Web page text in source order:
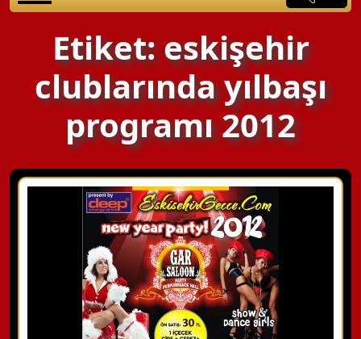
Etiket: eskişehir
clublarında yılbaşı
programı 2012